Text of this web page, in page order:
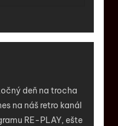
deň na trocha
na náš retro kanál
RE-PLAY, ešte